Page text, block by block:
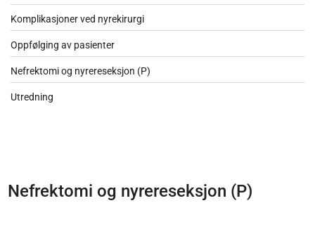
Komplikasjoner ved nyrekirurgi
Oppfølging av pasienter
Nefrektomi og nyrereseksjon (P)
Utredning
Nefrektomi og nyrereseksjon (P)